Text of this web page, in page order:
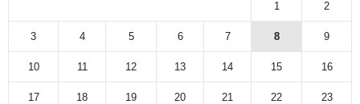
1 2
3 4 5 6 7 8 9
10 11 12 13 14 15 16
17 18 19 20 21 22 23